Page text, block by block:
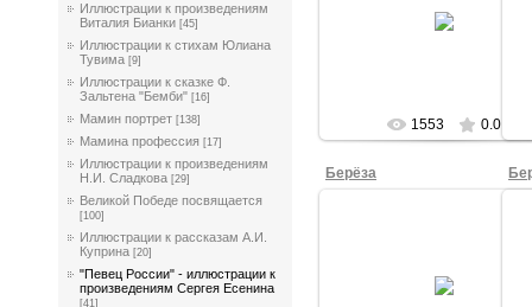
Иллюстрации к произведениям
Виталия Бианки [45]
Иллюстрации к стихам Юлиана
Тувима [9]
Иллюстрации к сказке Ф.
Зальтена "Бемби" [16]
Мамин портрет [138]
Мамина профессия [17]
Иллюстрации к произведениям
Н.И. Сладкова [29]
Великой Победе посвящается
[100]
Иллюстрации к рассказам А.И.
Куприна [20]
"Певец России" - иллюстрации к
произведениям Сергея Есенина
[41]
По стихам Есенина. Рисовал
Щ.,1в кл.
1553 0.0
Берёза
Берёза. Рисовала Екатерина
кл.